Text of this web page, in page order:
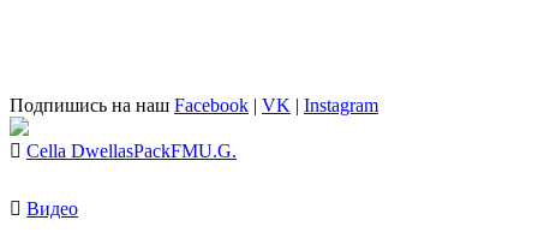
Подпишись на наш Facebook | VK | Instagram
Cella DwellasPackFMU.G.
Видео